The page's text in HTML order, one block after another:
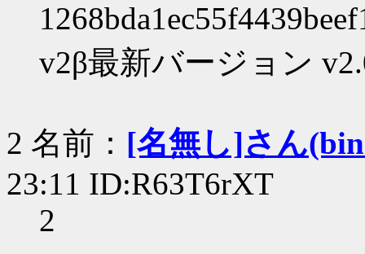
v2β最新バージョン
2 名前： [名無し]さん
23:11 ID:R63T6rXT
2